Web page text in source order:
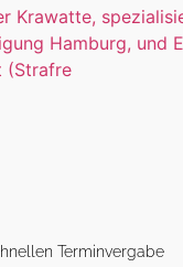
Terminvergabe